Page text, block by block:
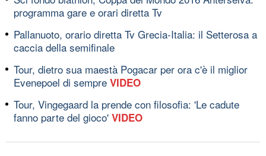
programma gare e orari diretta Tv
Pallanuoto, orario diretta Tv Grecia-Italia: il Setterosa a
caccia della semifinale
Tour, dietro sua maestà Pogacar per ora c'è il miglior
Evenepoel di sempre VIDEO
Tour, Vingegaard la prende con filosofia: 'Le cadute
fanno parte del gioco' VIDEO